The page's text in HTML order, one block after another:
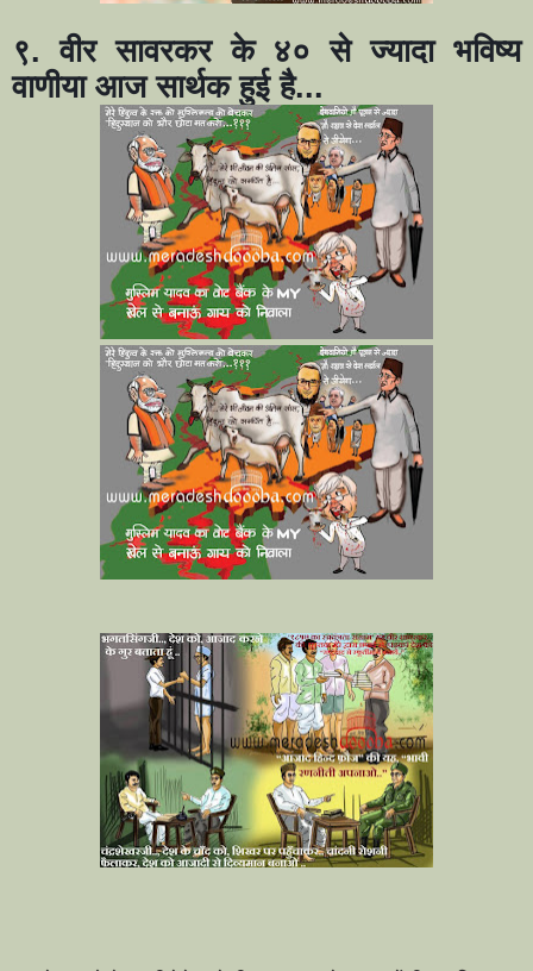
९. वीर सावरकर के ४० से ज्यादा भविष्य
वाणीया आज सार्थक हुई है...